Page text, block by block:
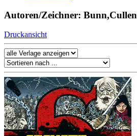
Autoren/Zeichner: Bunn,Cullen
Druckansicht